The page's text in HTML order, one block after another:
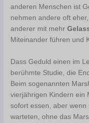
anderen Menschen ist
nehmen andere oft
anderer mit mehr
Miteinander führen und
Dass Geduld einen im
berühmte Studie, die
Beim sogenannten
vierjährigen Kindern ein
sofort essen, aber
warteten, ohne das